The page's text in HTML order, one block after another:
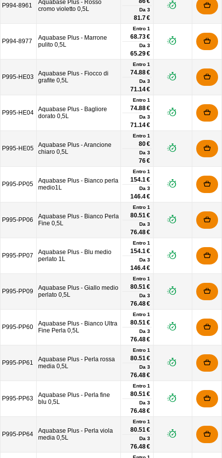
P994-8961
Aquabase Plus - Rosso
cromo violetto 0,5L
Da 3
81.7 €
P994-8977
Aquabase Plus - Marrone
pulito 0,5L
Entro 1
68.73 €
Da 3
65.29 €
P995-HE03
Aquabase Plus - Fiocco di
grafite 0,5L
Entro 1
74.88 €
Da 3
71.14 €
P995-HE04
Aquabase Plus - Bagliore
dorato 0,5L
Entro 1
74.88 €
Da 3
71.14 €
P995-HE05
Aquabase Plus - Arancione
chiaro 0,5L
Entro 1
80 €
Da 3
76 €
P995-PP05
Aquabase Plus - Bianco perla
medio1L
Entro 1
154.1 €
Da 3
146.4 €
P995-PP06
Aquabase Plus - Bianco Perla
Fine 0,5L
Entro 1
80.51 €
Da 3
76.48 €
P995-PP07
Aquabase Plus - Blu medio
perlato 1L
Entro 1
154.1 €
Da 3
146.4 €
P995-PP09
Aquabase Plus - Giallo medio
perlato 0,5L
Entro 1
80.51 €
Da 3
76.48 €
P995-PP60
Aquabase Plus - Bianco Ultra
Fine Perla 0,5L
Entro 1
80.51 €
Da 3
76.48 €
P995-PP61
Aquabase Plus - Perla rossa
media 0,5L
Entro 1
80.51 €
Da 3
76.48 €
P995-PP63
Aquabase Plus - Perla fine
blu 0,5L
Entro 1
80.51 €
Da 3
76.48 €
P995-PP64
Aquabase Plus - Perla viola
media 0,5L
Entro 1
80.51 €
Da 3
76.48 €